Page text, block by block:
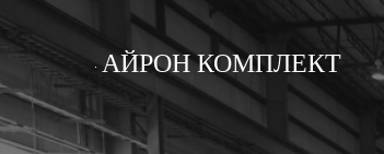
АЙРОН КОМПЛЕКТ